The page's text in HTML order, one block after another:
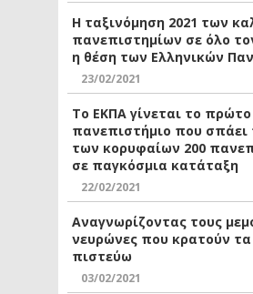
Η ταξινόμηση 2021 των
πανεπιστημίων σε όλο
η θέση των Ελληνικών
23/02/2021
Το ΕΚΠΑ γίνεται το πρώτο
πανεπιστήμιο που σπάει
των κορυφαίων 200
σε παγκόσμια κατάταξη
22/02/2021
Αναγνωρίζοντας τους
νευρώνες που κρατούν
πιστεύω
03/02/2021